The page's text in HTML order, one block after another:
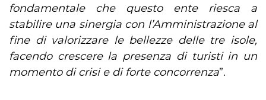
fondamentale che questo ente riesca a
stabilire una sinergia con l’Amministrazione al
fine di valorizzare le bellezze delle tre isole,
facendo crescere la presenza di turisti in un
momento di crisi e di forte concorrenza”.